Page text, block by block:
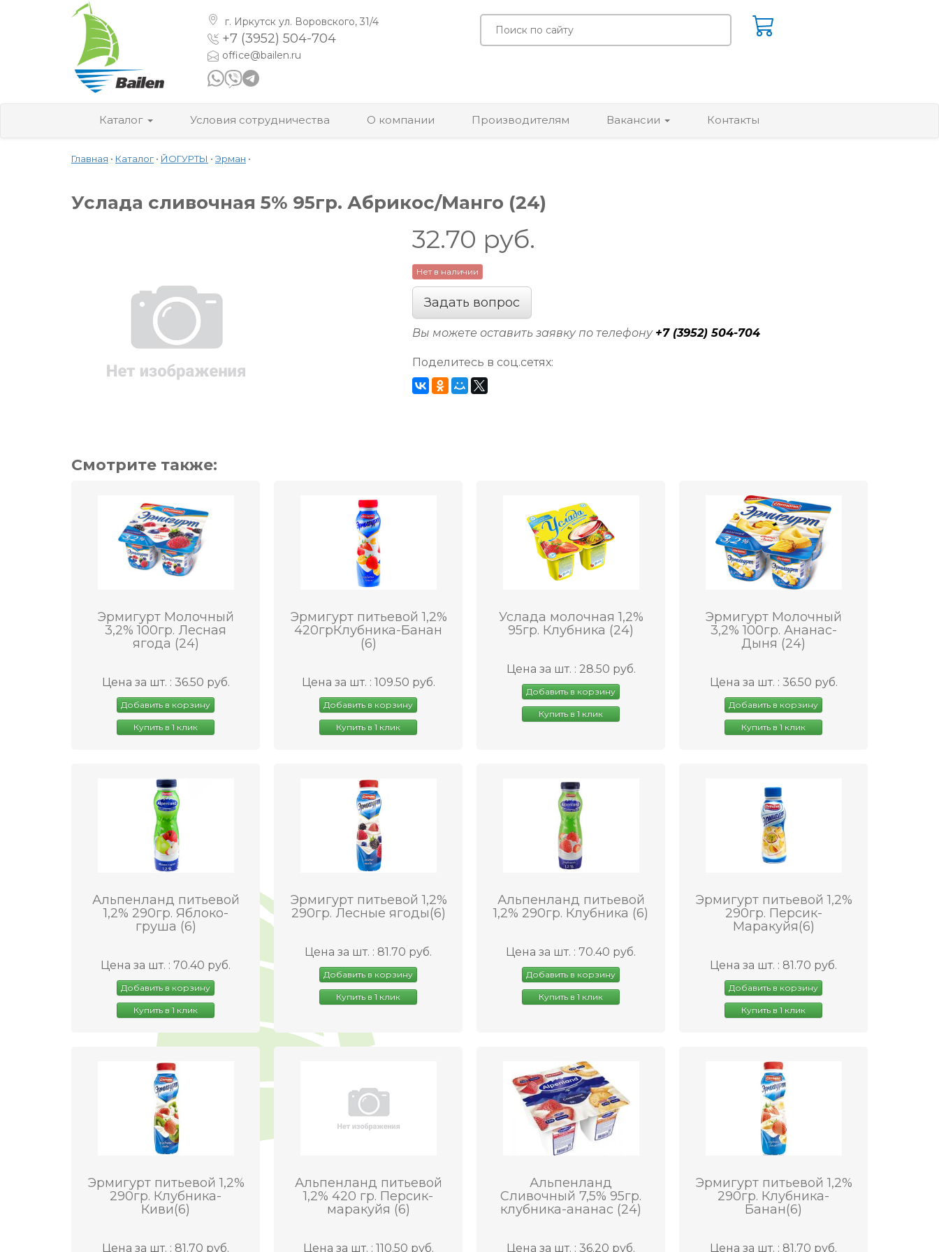
г. Иркутск ул. Воровского, 31/4
+7 (3952) 504-704
office@bailen.ru
Каталог Условия сотрудничества О компании Производителям Вакансии Контакты
Главная • Каталог • ЙОГУРТЫ • Эрман •
Услада сливочная 5% 95гр. Абрикос/Манго (24)
32.70 руб.
Нет в наличии
Задать вопрос
Вы можете оставить заявку по телефону +7 (3952) 504-704
Поделитесь в соц.сетях:
Смотрите также:
Эрмигурт Молочный
3,2% 100гр. Лесная
ягода (24)
Цена за шт. : 36.50 руб.
Добавить в корзину
Купить в 1 клик
Эрмигурт питьевой 1,2%
420грКлубника-Банан
(6)
Цена за шт. : 109.50 руб.
Добавить в корзину
Купить в 1 клик
Услада молочная 1,2%
95гр. Клубника (24)
Цена за шт. : 28.50 руб.
Добавить в корзину
Купить в 1 клик
Эрмигурт Молочный
3,2% 100гр. Ананас-
Дыня (24)
Цена за шт. : 36.50 руб.
Добавить в корзину
Купить в 1 клик
Альпенланд питьевой
1,2% 290гр. Яблоко-
груша (6)
Цена за шт. : 70.40 руб.
Добавить в корзину
Купить в 1 клик
Эрмигурт питьевой 1,2%
290гр. Лесные ягоды(6)
Цена за шт. : 81.70 руб.
Добавить в корзину
Купить в 1 клик
Альпенланд питьевой
1,2% 290гр. Клубника (6)
Цена за шт. : 70.40 руб.
Добавить в корзину
Купить в 1 клик
Эрмигурт питьевой 1,2%
290гр. Персик-
Маракуйя(6)
Цена за шт. : 81.70 руб.
Добавить в корзину
Купить в 1 клик
Эрмигурт питьевой 1,2%
290гр. Клубника-
Киви(6)
Цена за шт. : 81.70 руб.
Альпенланд питьевой
1,2% 420 гр. Персик-
маракуйя (6)
Цена за шт. : 110.50 руб.
Альпенланд
Сливочный 7,5% 95гр.
клубника-ананас (24)
Цена за шт. : 36.20 руб.
Эрмигурт питьевой 1,2%
290гр. Клубника-
Банан(6)
Цена за шт. : 81.70 руб.